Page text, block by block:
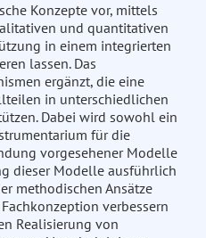
Konzepte vor, mittels
und quantitativen
in einem integrierten
lassen. Das
ergänzt, die eine
in unterschiedlichen
Dabei wird sowohl ein
für die
vorgesehener Modelle
dieser Modelle ausführlich
methodischen Ansätze
verbessern
Realisierung von